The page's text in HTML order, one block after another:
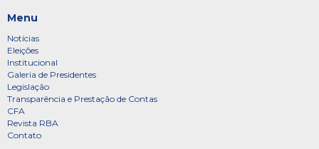
Menu
Notícias
Eleições
Institucional
Galeria de Presidentes
Legislação
Transparência e Prestação de Contas
CFA
Revista RBA
Contato